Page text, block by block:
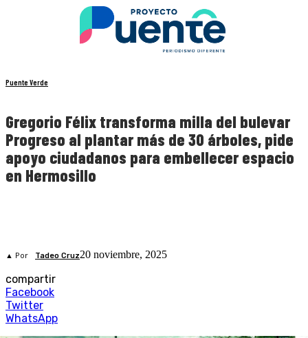
Puente Verde
Gregorio Félix transforma milla del bulevar
Progreso al plantar más de 30 árboles, pide
apoyo ciudadanos para embellecer espacio
en Hermosillo
▲ Por Tadeo Cruz20 noviembre, 2025
compartir
Facebook
Twitter
WhatsApp